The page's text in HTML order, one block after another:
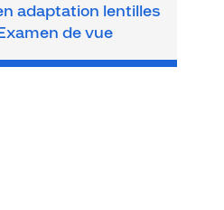
adaptation lentilles
de vue